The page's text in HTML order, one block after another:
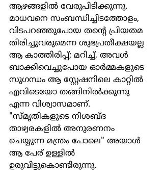
ആഴങ്ങളിൽ വേരുപിടിക്കുന്നു.
മാധവനെ സംബന്ധിച്ചിടത്തോളം,
വിടപറഞ്ഞുപോയ തന്റെ പ്രിയതമ
തിരിച്ചുവരുമെന്ന ശുഭപ്രതീക്ഷയല്ല
ആ കാത്തിരിപ്പ്; മറിച്ച്, അവൾ
ബാക്കിവെച്ചുപോയ ഓർമ്മകളുടെ
സുഗന്ധം ആ സ്റ്റേഷനിലെ കാറ്റിൽ
എവിടെയോ തങ്ങിനിൽക്കുന്നു
എന്ന വിശ്വാസമാണ്.
"സ്മൃതികളുടെ നിശബ്ദ
താഴ്വരകളിൽ അനുരണനം
ചെയ്യുന്ന മന്ത്രം പോലെ" അയാൾ
ആ പേര് ഉള്ളിൽ
ഉരുവിട്ടുകൊണ്ടിരുന്നു.